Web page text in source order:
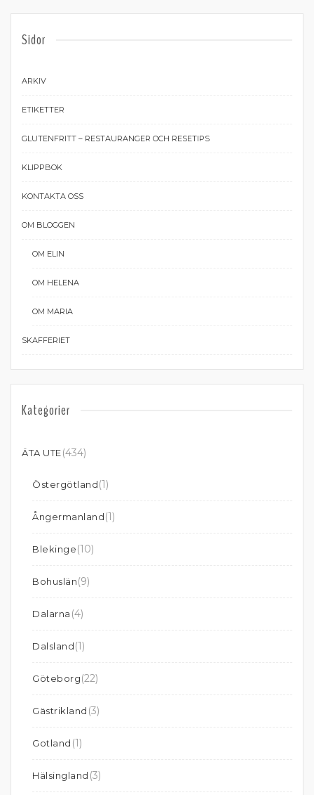
Sidor
ARKIV
ETIKETTER
GLUTENFRITT – RESTAURANGER OCH RESETIPS
KLIPPBOK
KONTAKTA OSS
OM BLOGGEN
OM ELIN
OM HELENA
OM MARIA
SKAFFERIET
Kategorier
ÄTA UTE(434)
Östergötland(1)
Ångermanland(1)
Blekinge(10)
Bohuslän(9)
Dalarna (4)
Dalsland(1)
Göteborg(22)
Gästrikland (3)
Gotland (1)
Hälsingland (3)